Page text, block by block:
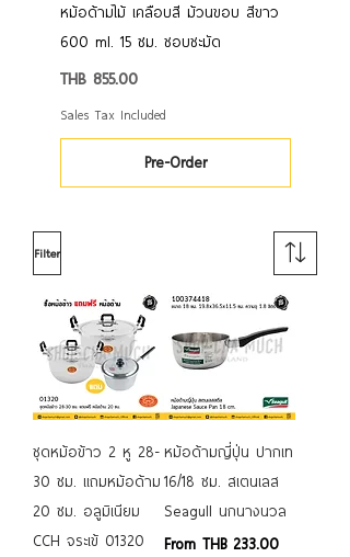
หม้อด้ามไม้ เคลือบสี ม้วนขอบ สีขาว
600 ml. 15 ซม. ชอบชะมัด
Price
THB 855.00
Sales Tax Included
Pre-Order
Filter
ชุดหม้อข้าว 2 หู 28-
30 ซม. แถมหม้อด้าม
20 ซม. อลูมิเนียม
CCH จระเข้ 01320
หม้อด้ามญี่ปุ่น ปากเท
16/18 ซม. สเตนเลส
Seagull นกนางนวล
From THB 233.00
Sale Price